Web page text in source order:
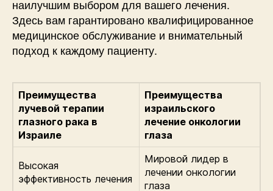
наилучшим выбором для вашего лечения.
Здесь вам гарантировано квалифицированное
медицинское обслуживание и внимательный
подход к каждому пациенту.
Преимущества
лучевой терапии
глазного рака в
Израиле
Преимущества
израильского
лечение онкологии
глаза
Высокая
эффективность лечения
Мировой лидер в
лечении онкологии
глаза